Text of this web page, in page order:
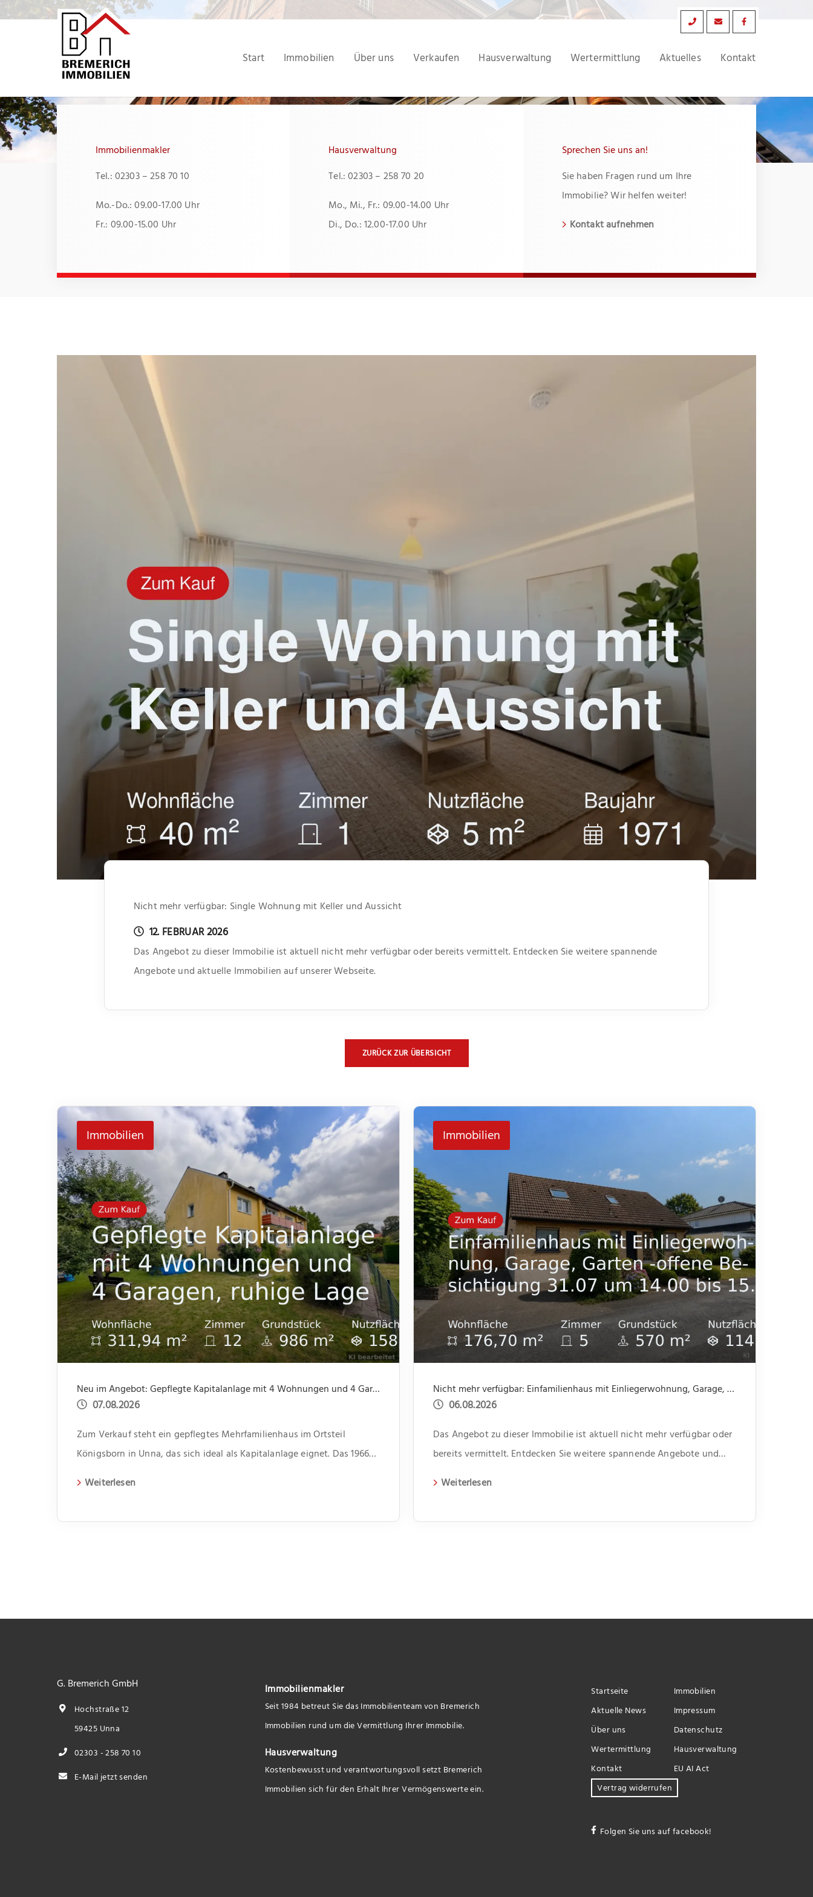
Zum
Start Immobilien Über uns Verkaufen Hausverwaltung Wertermittlung Aktuelles Kontakt
Immobilienmakler
Tel.: 02303 – 258 70 10
Mo.-Do.: 09.00-17.00 Uhr
Fr.: 09.00-15.00 Uhr
Hausverwaltung
Tel.: 02303 – 258 70 20
Mo., Mi., Fr.: 09.00-14.00 Uhr
Di., Do.: 12.00-17.00 Uhr
Sprechen Sie uns an!
Sie haben Fragen rund um Ihre
Immobilie? Wir helfen weiter!
Kontakt aufnehmen
Nicht mehr verfügbar: Single Wohnung mit Keller und Aussicht
12. FEBRUAR 2026
Das Angebot zu dieser Immobilie ist aktuell nicht mehr verfügbar oder bereits vermittelt. Entdecken Sie weitere spannende
Angebote und aktuelle Immobilien auf unserer Webseite.
ZURÜCK ZUR ÜBERSICHT
Immobilien
Neu im Angebot: Gepflegte Kapitalanlage mit 4 Wohnungen und 4 Garagen, ruhige Lage
07.08.2026
Zum Verkauf steht ein gepflegtes Mehrfamilienhaus im Ortsteil
Königsborn in Unna, das sich ideal als Kapitalanlage eignet. Das 1966
Weiterlesen
Immobilien
Nicht mehr verfügbar: Einfamilienhaus mit Einliegerwohnung, Garage, Garten -offene Besichtigung 31.07 um 14.00 bis 15.30
06.08.2026
Das Angebot zu dieser Immobilie ist aktuell nicht mehr verfügbar oder
bereits vermittelt. Entdecken Sie weitere spannende Angebote und
Weiterlesen
G. Bremerich GmbH
Hochstraße 12
59425 Unna
02303 - 258 70 10
E-Mail jetzt senden
Immobilienmakler
Seit 1984 betreut Sie das Immobilienteam von Bremerich
Immobilien rund um die Vermittlung Ihrer Immobilie.
Hausverwaltung
Kostenbewusst und verantwortungsvoll setzt Bremerich
Immobilien sich für den Erhalt Ihrer Vermögenswerte ein.
Startseite
Immobilien
Aktuelle News
Impressum
Über uns
Datenschutz
Wertermittlung
Hausverwaltung
Kontakt
EU AI Act
Vertrag widerrufen
Folgen Sie uns auf facebook!